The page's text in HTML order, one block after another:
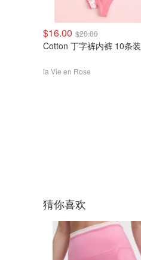
$16.00 $20.00
Cotton 丁字裤内裤 10条装
la Vie en Rose
猜你喜欢